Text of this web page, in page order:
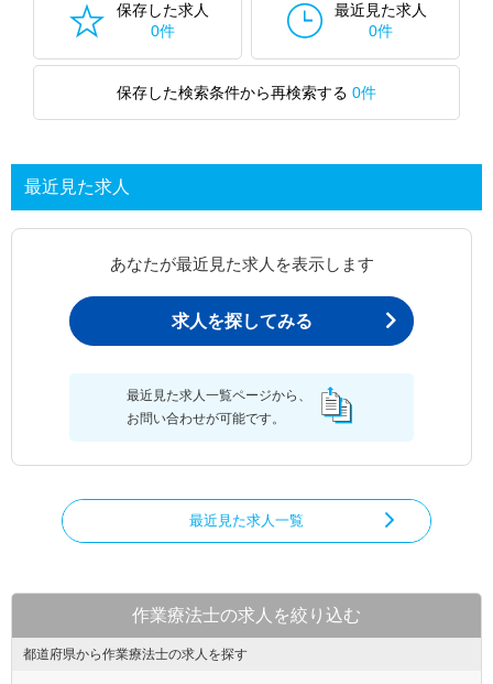
保存した求人
0件
最近見た求人
0件
保存した検索条件から再検索する 0件
最近見た求人
あなたが最近見た求人を表示します
求人を探してみる
最近見た求人一覧ページから、
お問い合わせが可能です。
最近見た求人一覧
作業療法士の求人を絞り込む
都道府県から作業療法士の求人を探す